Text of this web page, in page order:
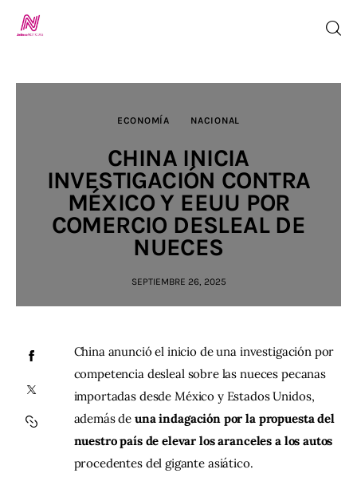
Jalisco RADIO / En Vivo
Nosotros
ECONOMÍA NACIONAL
CHINA INICIA
INVESTIGACIÓN CONTRA
MÉXICO Y EEUU POR
COMERCIO DESLEAL DE
NUECES
SEPTIEMBRE 26, 2025
China anunció el inicio de una investigación por
competencia desleal sobre las nueces pecanas
importadas desde México y Estados Unidos,
además de una indagación por la propuesta del
nuestro país de elevar los aranceles a los autos
procedentes del gigante asiático.